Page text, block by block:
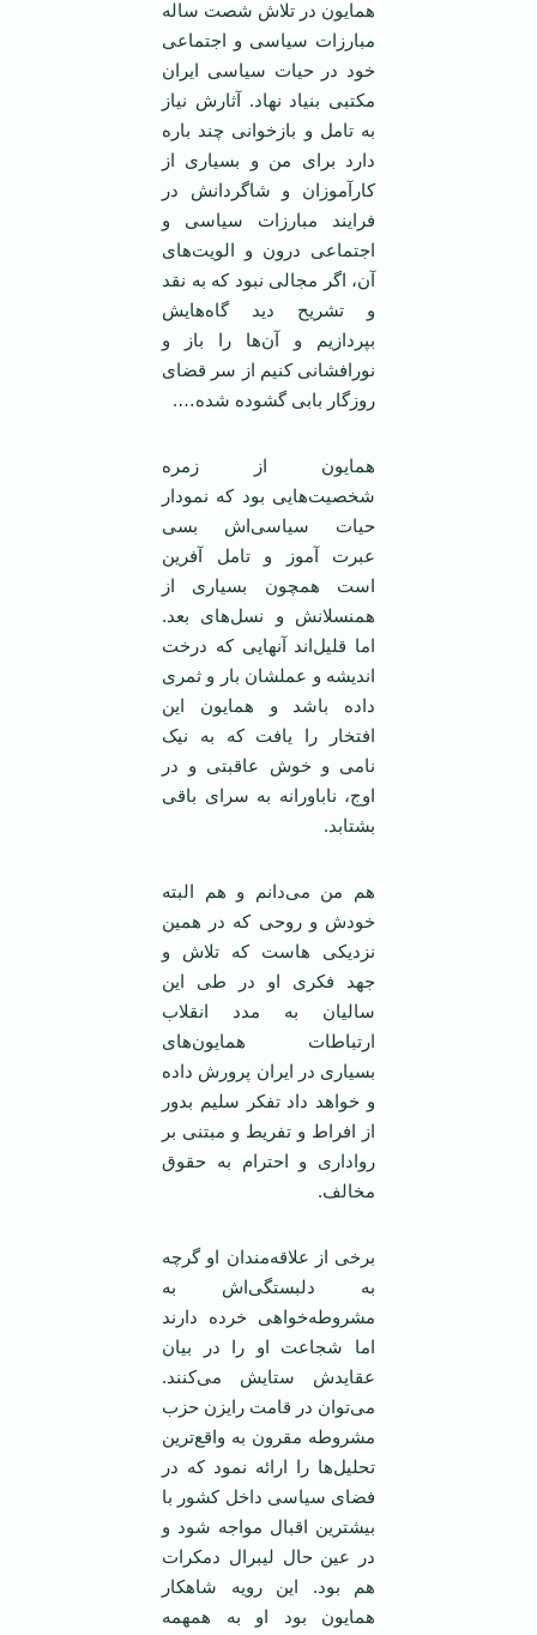
همایون در تلاش شصت ساله
مبارزات سیاسی و اجتماعی
خود در حیات سیاسی ایران
مکتبی بنیاد نهاد. آثارش نیاز
به تامل و بازخوانی چند باره
دارد برای من و بسیاری از
کارآموزان و شاگردانش در
فرایند مبارزات سیاسی و
اجتماعی درون و الویت‌های
آن، اگر مجالی نبود که به نقد
و تشریح دید گاه‌هایش
بپردازیم و آن‌ها را باز و
نورافشانی کنیم از سر قضای
روزگار بابی گشوده شده….
همایون از زمره
شخصیت‌هایی بود که نمودار
حیات سیاسی‌اش بسی
عبرت آموز و تامل آفرین
است همچون بسیاری از
همنسلانش و نسل‌های بعد.
اما قلیل‌اند آنهایی که درخت
اندیشه و عملشان بار و ثمری
داده باشد و همایون این
افتخار را یافت که به نیک
نامی و خوش عاقبتی و در
اوج، ناباورانه به سرای باقی
بشتابد.
هم من می‌دانم و هم البته
خودش و روحی که در همین
نزدیکی هاست که تلاش و
جهد فکری او در طی این
سالیان به مدد انقلاب
ارتباطات همایون‌های
بسیاری در ایران پرورش داده
و خواهد داد تفکر سلیم بدور
از افراط و تفریط و مبتنی بر
رواداری و احترام به حقوق
مخالف.
برخی از علاقه‌مندان او گرچه
به دلبستگی‌اش به
مشروطه‌خواهی خرده دارند
اما شجاعت او را در بیان
عقایدش ستایش می‌کنند.
می‌توان در قامت رایزن حزب
مشروطه مقرون به واقع‌ترین
تحلیل‌ها را ارائه نمود که در
فضای سیاسی داخل کشور با
بیشترین اقبال مواجه شود و
در عین حال لیبرال دمکرات
هم بود. این رویه شاهکار
همایون بود او به همهمه